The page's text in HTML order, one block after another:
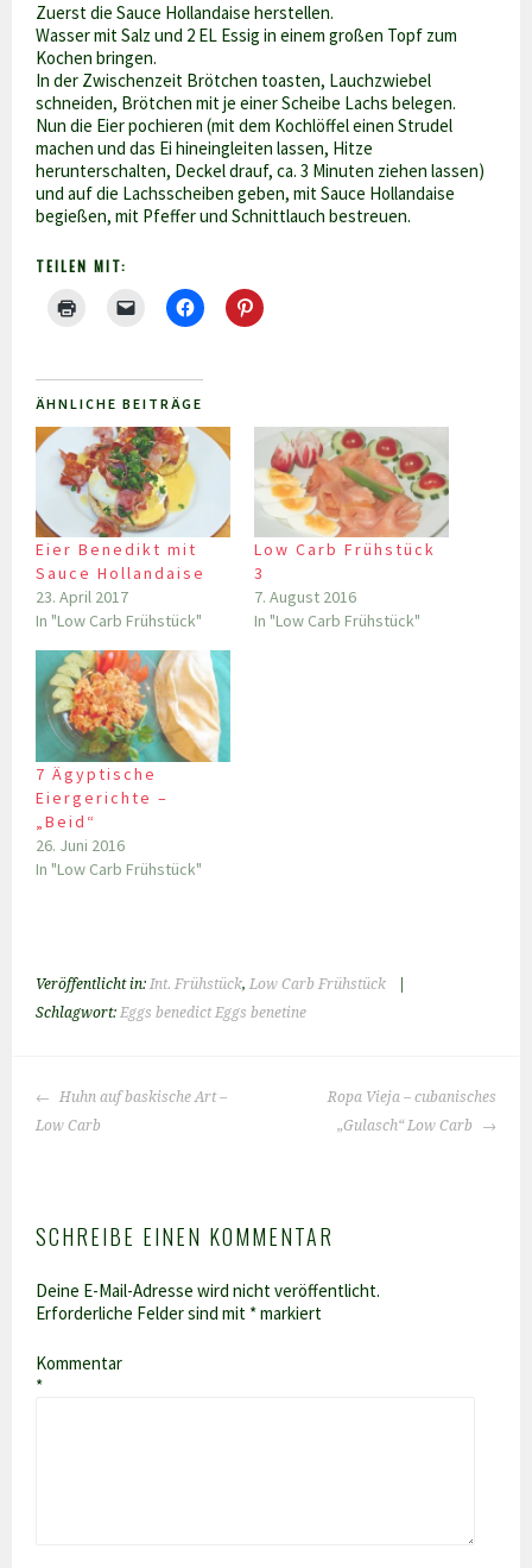
Zuerst die Sauce Hollandaise herstellen.
Wasser mit Salz und 2 EL Essig in einem großen Topf zum
Kochen bringen.
In der Zwischenzeit Brötchen toasten, Lauchzwiebel
schneiden, Brötchen mit je einer Scheibe Lachs belegen.
Nun die Eier pochieren (mit dem Kochlöffel einen Strudel
machen und das Ei hineingleiten lassen, Hitze
herunterschalten, Deckel drauf, ca. 3 Minuten ziehen lassen)
und auf die Lachsscheiben geben, mit Sauce Hollandaise
begießen, mit Pfeffer und Schnittlauch bestreuen.
TEILEN MIT:
ÄHNLICHE BEITRÄGE
Eier Benedikt mit
Sauce Hollandaise
23. April 2017
In "Low Carb Frühstück"
Low Carb Frühstück
3
7. August 2016
In "Low Carb Frühstück"
7 Ägyptische
Eiergerichte –
„Beid“
26. Juni 2016
In "Low Carb Frühstück"
Veröffentlicht in:Int. Frühstück,Low Carb Frühstück
Schlagwort:Eggs benedict Eggs benetine
BEITRAGS-
NAVIGATION
Huhn auf baskische Art –
Low Carb
Ropa Vieja – cubanisches
„Gulasch“ Low Carb
SCHREIBE EINEN KOMMENTAR
Deine E-Mail-Adresse wird nicht veröffentlicht.
Erforderliche Felder sind mit *markiert
Kommentar
*